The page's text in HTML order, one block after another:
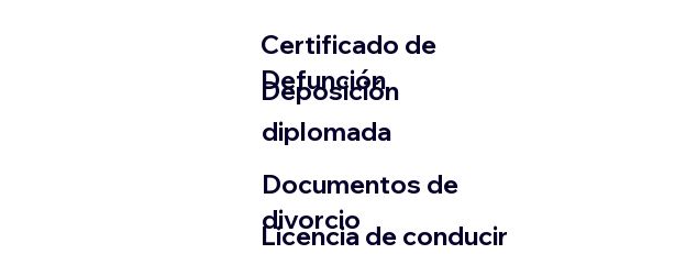
​Certificado de
Defunción
​Deposición
diplomada
Documentos de
divorcio
Licencia de conducir